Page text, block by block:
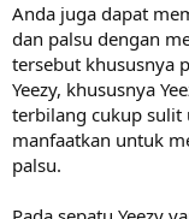
Anda juga dapat
dan palsu dengan
tersebut khususnya
Yeezy, khususnya
terbilang cukup sulit
manfaatkan untuk
palsu.